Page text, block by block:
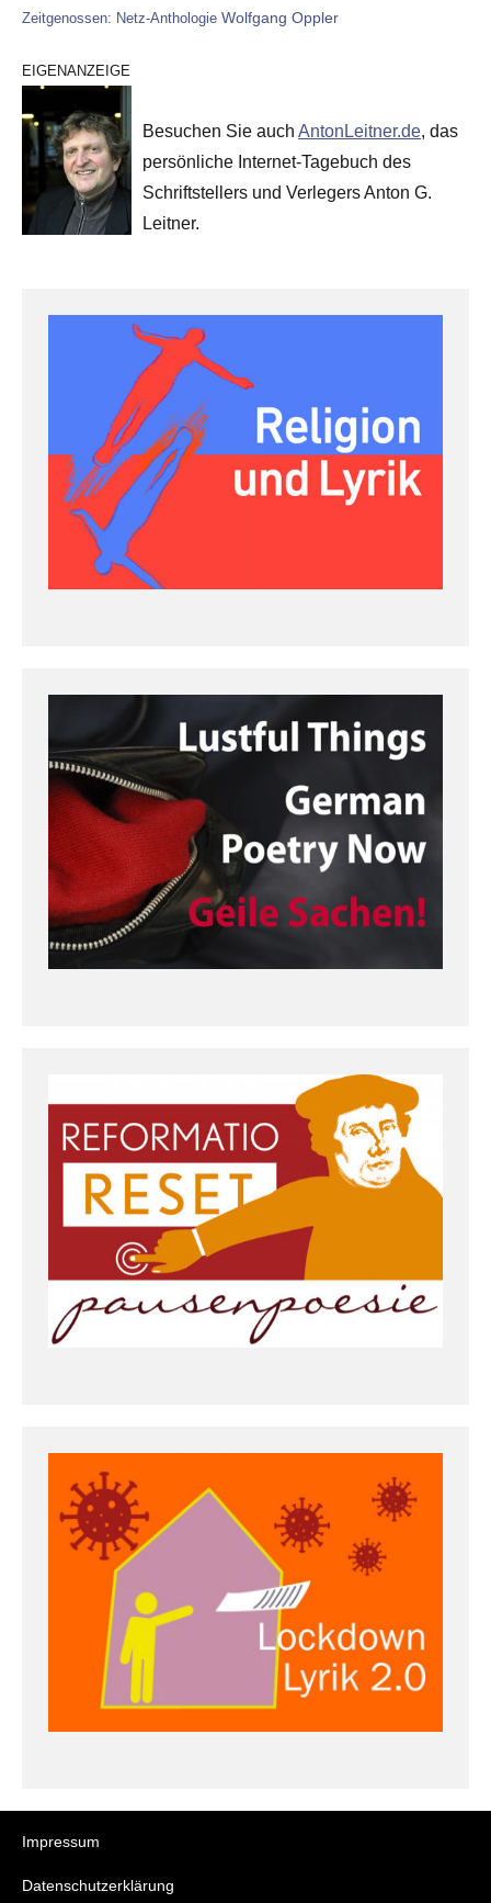
Zeitgenossen: Netz-Anthologie Wolfgang Oppler
EIGENANZEIGE
Besuchen Sie auch AntonLeitner.de, das
persönliche Internet-Tagebuch des
Schriftstellers und Verlegers Anton G.
Leitner.
Impressum
Datenschutzerklärung